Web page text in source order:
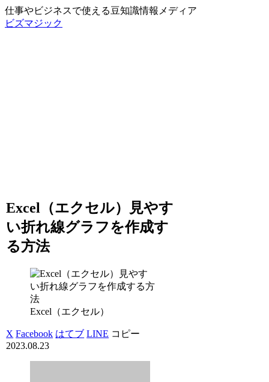
仕事やビジネスで使える豆知識情報メディア
ビズマジック
Excel（エクセル）見やす
い折れ線グラフを作成す
る方法
Excel（エクセル）
X Facebook はてブ LINE コピー
2023.08.23